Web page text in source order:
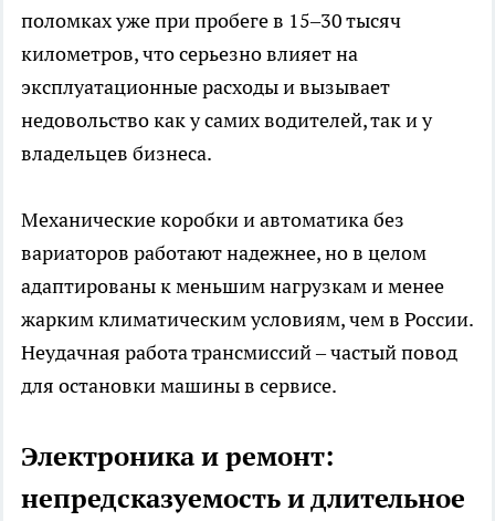
поломках уже при пробеге в 15–30 тысяч
километров, что серьезно влияет на
эксплуатационные расходы и вызывает
недовольство как у самих водителей, так и у
владельцев бизнеса.
Механические коробки и автоматика без
вариаторов работают надежнее, но в целом
адаптированы к меньшим нагрузкам и менее
жарким климатическим условиям, чем в России.
Неудачная работа трансмиссий – частый повод
для остановки машины в сервисе.
Электроника и ремонт:
непредсказуемость и длительное